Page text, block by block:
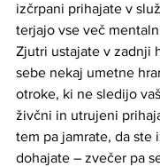
izčrpani prihajate v
terjajo vse več
Zjutri ustajate v zadnji
sebe nekaj umetne
otroke, ki ne sledijo
živčni in utrujeni
tem pa jamrate, da ste
dohajate – zvečer pa